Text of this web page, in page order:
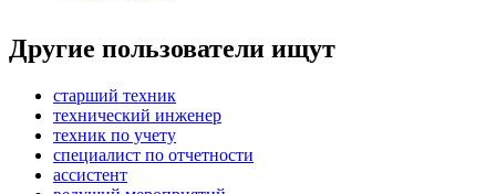
Другие пользователи ищут
старший техник
технический инженер
техник по учету
специалист по отчетности
ассистент